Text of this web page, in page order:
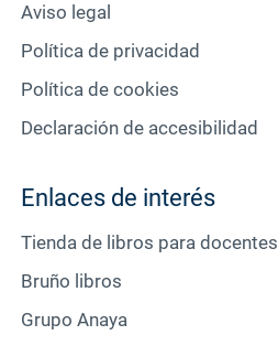
Aviso legal
Política de privacidad
Política de cookies
Declaración de accesibilidad
Enlaces de interés
Tienda de libros para docentes
Bruño libros
Grupo Anaya